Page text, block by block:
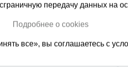
90 +7
Заказать
передачу данных
Подробнее о cookies
все», вы соглашаетесь с